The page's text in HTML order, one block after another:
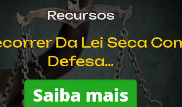
Recursos
Da Lei Seca
Defesa...
Saiba mais